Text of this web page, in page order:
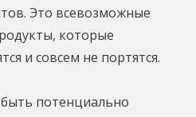
Это всевозможные
которые
и совсем не портятся.
потенциально